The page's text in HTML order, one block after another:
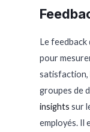
Le feedback
pour
satisfaction,
groupes de
insights sur
employés. Il